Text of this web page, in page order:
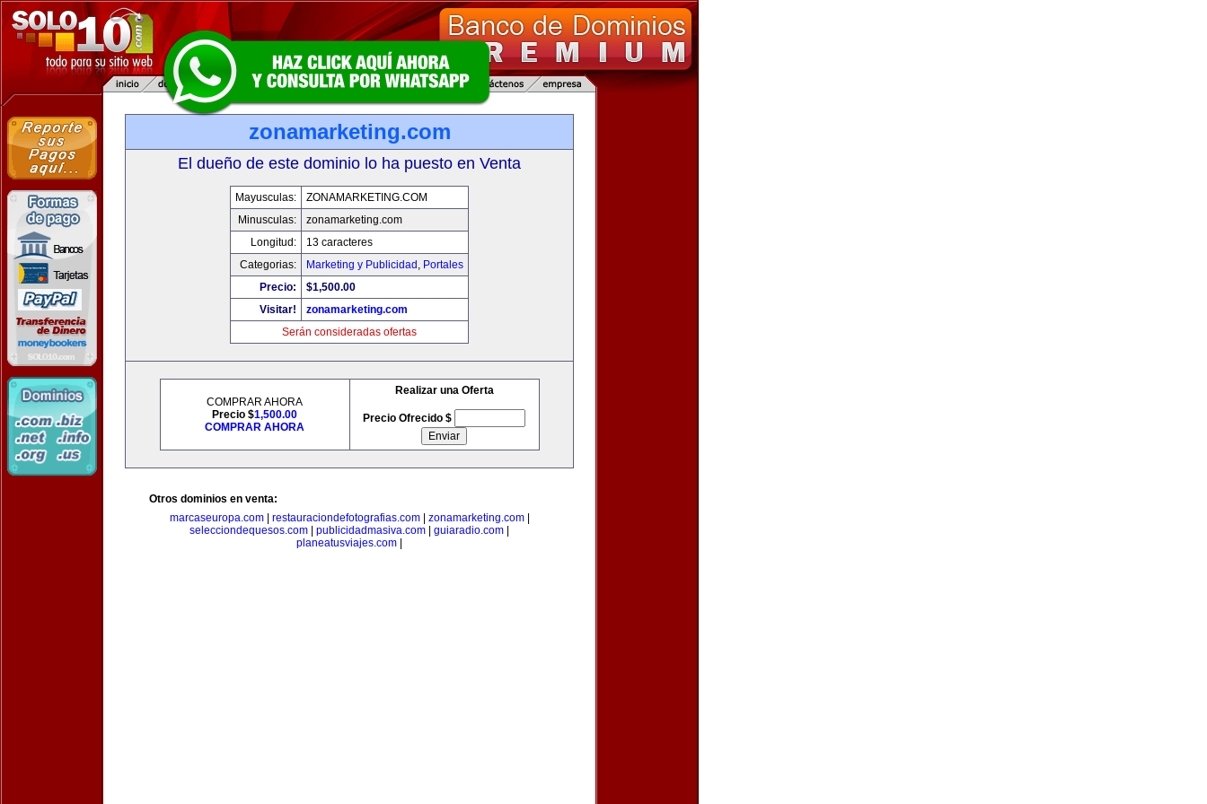
zonamarketing.com
El dueño de este dominio lo ha puesto en Venta
Mayusculas:
ZONAMARKETING.COM
Minusculas:
zonamarketing.com
Longitud:
13 caracteres
Categorias:
Marketing y Publicidad , Portales
Precio:
$1,500.00
Visitar!
zonamarketing.com
Serán consideradas ofertas
COMPRAR AHORA
Precio $1,500.00
COMPRAR AHORA
Realizar una Oferta
Precio Ofrecido $
Otros dominios en venta:
marcaseuropa.com| restauraciondefotografias.com| zonamarketing.com|
selecciondequesos.com
publicidadmasiva.com guiaradio.com
planeatusviajes.com